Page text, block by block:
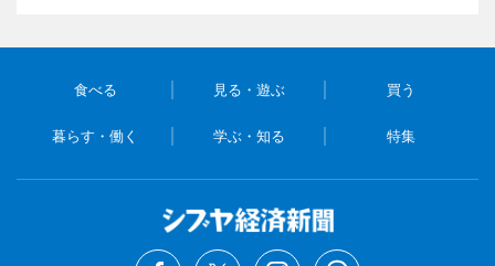
食べる 見る・遊ぶ 買う
暮らす・働く 学ぶ・知る 特集